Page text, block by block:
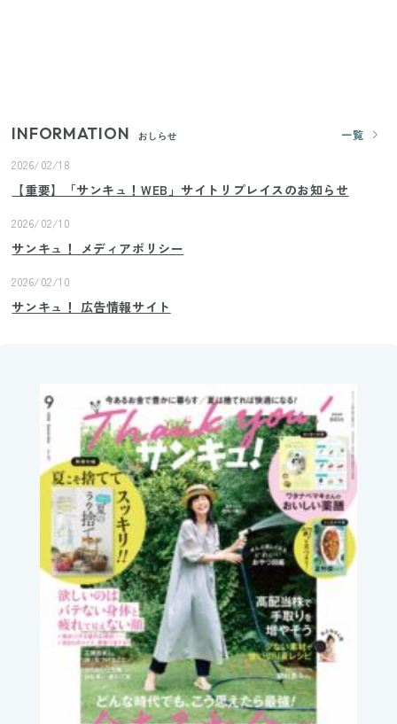
INFORMATION おしらせ
一覧
2026/02/18
【重要】「サンキュ！WEB」サイトリプレイスのお知らせ
2026/02/10
サンキュ！ メディアポリシー
2026/02/10
サンキュ！ 広告情報サイト